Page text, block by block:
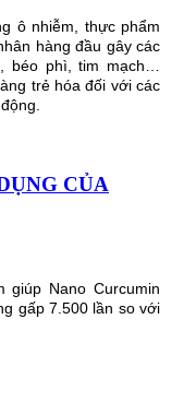
ô nhiễm, thực phẩm
hàng đầu gây các
béo phì, tim mạch…
trẻ hóa đối với các
CỦA
giúp Nano Curcumin
gấp 7.500 lần so với